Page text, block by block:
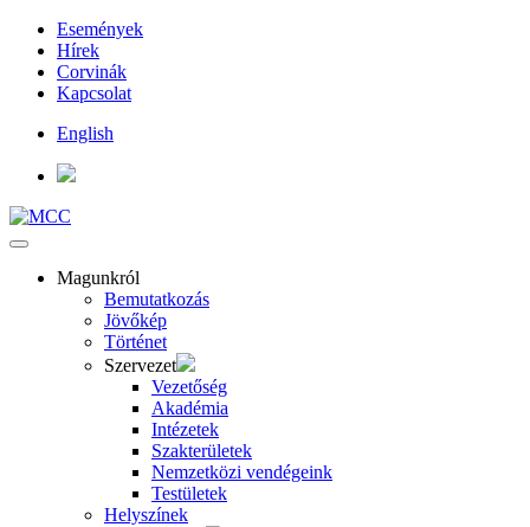
Események
Hírek
Corvinák
Kapcsolat
English
Magunkról
Bemutatkozás
Jövőkép
Történet
Szervezet
Vezetőség
Akadémia
Intézetek
Szakterületek
Nemzetközi vendégeink
Testületek
Helyszínek